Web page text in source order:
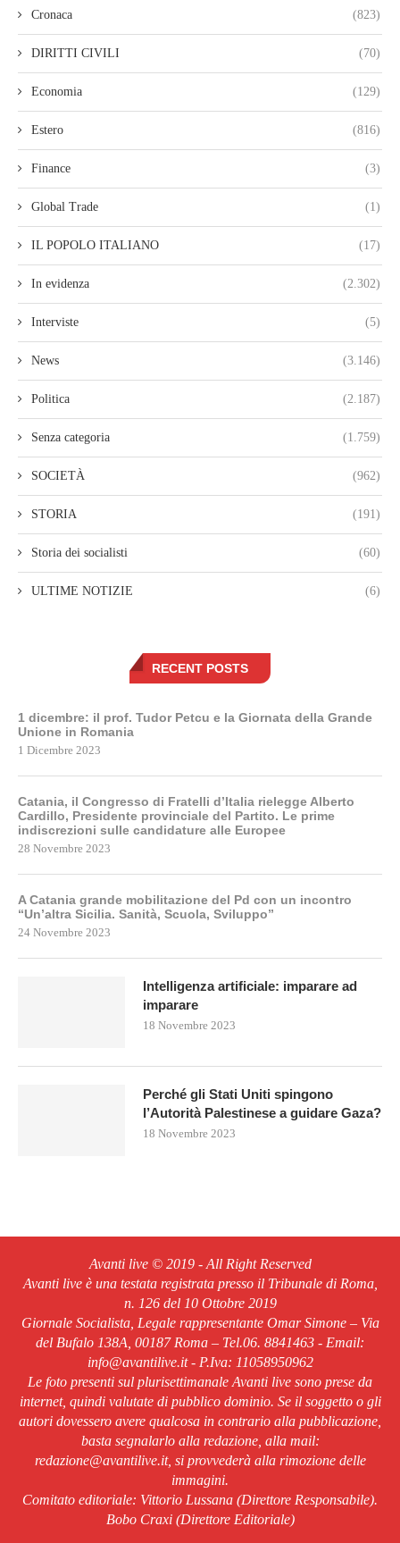
Cronaca (823)
DIRITTI CIVILI (70)
Economia (129)
Estero (816)
Finance (3)
Global Trade (1)
IL POPOLO ITALIANO (17)
In evidenza (2.302)
Interviste (5)
News (3.146)
Politica (2.187)
Senza categoria (1.759)
SOCIETÀ (962)
STORIA (191)
Storia dei socialisti (60)
ULTIME NOTIZIE (6)
RECENT POSTS
1 dicembre: il prof. Tudor Petcu e la Giornata della Grande
Unione in Romania
1 Dicembre 2023
Catania, il Congresso di Fratelli d’Italia rielegge Alberto
Cardillo, Presidente provinciale del Partito. Le prime
indiscrezioni sulle candidature alle Europee
28 Novembre 2023
A Catania grande mobilitazione del Pd con un incontro
“Un’altra Sicilia. Sanità, Scuola, Sviluppo”
24 Novembre 2023
Intelligenza artificiale: imparare ad
imparare
18 Novembre 2023
Perché gli Stati Uniti spingono
l’Autorità Palestinese a guidare Gaza?
18 Novembre 2023
Avanti live © 2019 - All Right Reserved
Avanti live è una testata registrata presso il Tribunale di Roma,
n. 126 del 10 Ottobre 2019
Giornale Socialista, Legale rappresentante Omar Simone – Via
del Bufalo 138A, 00187 Roma – Tel.06. 8841463 - Email:
info@avantilive.it - P.Iva: 11058950962
Le foto presenti sul plurisettimanale Avanti live sono prese da
internet, quindi valutate di pubblico dominio. Se il soggetto o gli
autori dovessero avere qualcosa in contrario alla pubblicazione,
basta segnalarlo alla redazione, alla mail:
redazione@avantilive.it, si provvederà alla rimozione delle
immagini.
Comitato editoriale: Vittorio Lussana (Direttore Responsabile).
Bobo Craxi (Direttore Editoriale)